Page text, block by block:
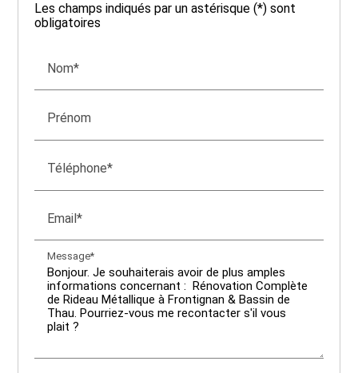
Les champs indiqués par un astérisque (*) sont
obligatoires
Nom*
Prénom
Téléphone*
Email*
Message*